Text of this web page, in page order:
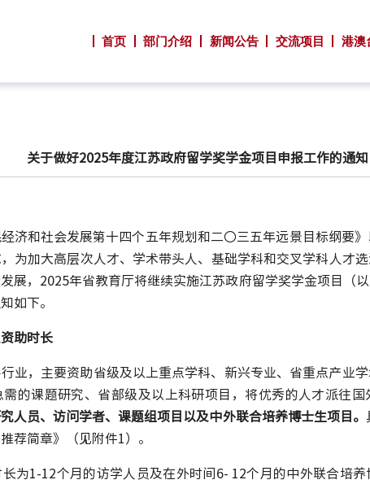
首页 部门介绍 新闻公告 交流项目 港澳
关于做好2025年度江苏政府留学奖学金项目申报工作的通知
济和社会发展第十四个五年规划和二〇三五年远景目标纲
为加大高层次人才、学术带头人、基础学科和交叉学科人才
展，2025年省教育厅将继续实施江苏政府留学奖学金项目（
如下。
助时长
业，主要资助省级及以上重点学科、新兴专业、省重点产业
的课题研究、省部级及以上科研项目，将优秀的人才派往
人员、访问学者、课题组项目以及中外联合培养博士生项目。
荐简章》（见附件1）。
为1-12个月的访学人员及在外时间6- 12个月的中外联合培养